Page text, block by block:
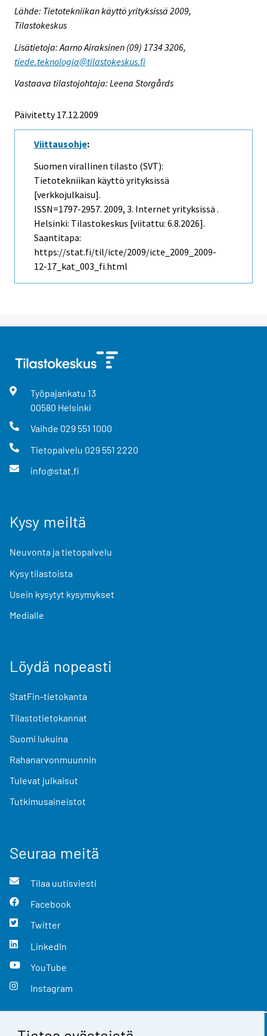
Lähde: Tietotekniikan käyttö yrityksissä 2009,
Tilastokeskus
Lisätietoja: Aarno Airaksinen (09) 1734 3206,
tiede.teknologia@tilastokeskus.fi
Vastaava tilastojohtaja: Leena Storgårds
Päivitetty 17.12.2009
Viittausohje:
Suomen virallinen tilasto (SVT):
Tietotekniikan käyttö yrityksissä
[verkkojulkaisu].
ISSN=1797-2957. 2009, 3. Internet yrityksissä .
Helsinki: Tilastokeskus [viitattu: 6.8.2026].
Saantitapa:
https://stat.fi/til/icte/2009/icte_2009_2009-
12-17_kat_003_fi.html
Työpajankatu 13
00580 Helsinki
Vaihde 029 551 1000
Tietopalvelu 029 551 2220
info@stat.fi
Kysy meiltä
Neuvonta ja tietopalvelu
Kysy tilastoista
Usein kysytyt kysymykset
Medialle
Löydä nopeasti
StatFin-tietokanta
Tilastotietokannat
Suomi lukuina
Rahanarvonmuunnin
Tulevat julkaisut
Tutkimusaineistot
Seuraa meitä
Tilaa uutisviesti
Facebook
Twitter
LinkedIn
YouTube
Instagram